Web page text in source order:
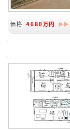
価格 4680万円